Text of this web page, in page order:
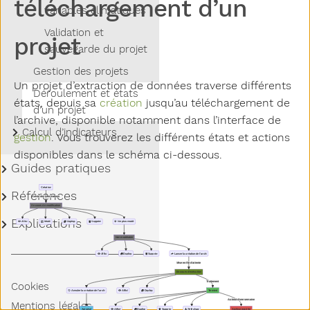
téléchargement d’un
projet
Un projet d’extraction de données traverse différents
états, depuis sa création jusqu’au téléchargement de
l’archive, disponible notamment dans l’interface de
gestion. Vous trouverez les différents états et actions
disponibles dans le schéma ci-dessous.
Saisie des informations
Mise en file d'attente
Traitement
Au bout d'une semaine
Création
En cours de modification
Afficher Modifier Dupliquer Supprimer Ne plus modifier
Non modifiable
Afficher Dupliquer Supprimer Lancer la création de l'archive
En cours d'exécution
Terminé
Afficher Dupliquer
Annuler la création de l'archive
Autorisé Afficher Dupliquer Supprimer Télécharger Archive expirée
variables climatiques
Validation et
sauvegarde du projet
Gestion des projets
Déroulement et états
d’un projet
Sous-menu Calcul d’indicateurs
Calcul d’indicateurs
Sous-menu Guides pratiques
Guides pratiques
Sous-menu Références
Références
Sous-menu Explications
Explications
Cookies
Mentions légales